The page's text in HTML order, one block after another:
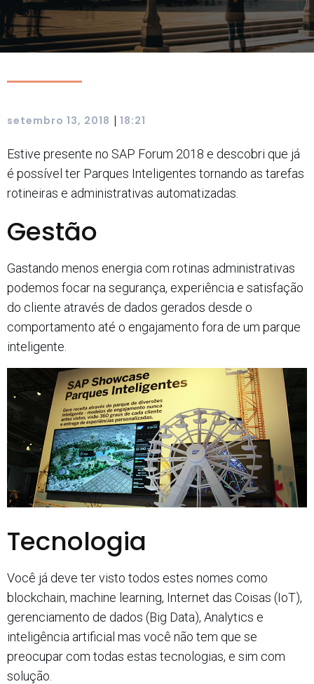
setembro 13, 2018 | 18:21
Estive presente no SAP Forum 2018 e descobri que já
é possível ter Parques Inteligentes tornando as tarefas
rotineiras e administrativas automatizadas.
Gestão
Gastando menos energia com rotinas administrativas
podemos focar na segurança, experiência e satisfação
do cliente através de dados gerados desde o
comportamento até o engajamento fora de um parque
inteligente.
Tecnologia
Você já deve ter visto todos estes nomes como
blockchain, machine learning, Internet das Coisas (IoT),
gerenciamento de dados (Big Data), Analytics e
inteligência artificial mas você não tem que se
preocupar com todas estas tecnologias, e sim com
solução.